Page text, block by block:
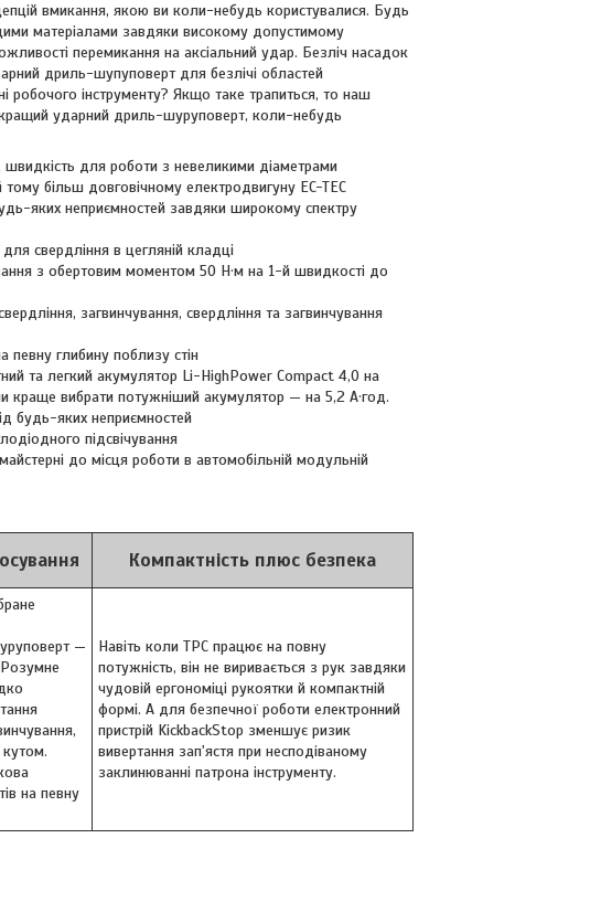
вмикання, якою ви коли-небудь користувалися. Будь
матеріалами завдяки високому допустимому
перемикання на аксіальний удар. Безліч насадок
дриль-шупуповерт для безлічі областей
робочого інструменту? Якщо таке трапиться, то наш
кращий ударний дриль-шуруповерт, коли-небудь
швидкість для роботи з невеликими діаметрами
більш довговічному електродвигуну EC-TEC
яких неприємностей завдяки широкому спектру
свердління в цегляній кладці
з обертовим моментом 50 Н·м на 1-й швидкості до
загвинчування, свердління та загвинчування
певну глибину поблизу стін
та легкий акумулятор Li-HighPower Compact 4,0 на
краще вибрати потужніший акумулятор — на 5,2 А·год.
будь-яких неприємностей
підсвічування
до місця роботи в автомобільній модульній
Компактність плюс безпека
—
кутом.
на певну
Навіть коли TPC працює на повну
потужність, він не виривається з рук завдяки
чудовій ергономіці рукоятки й компактній
формі. А для безпечної роботи електронний
пристрій KickbackStop зменшує ризик
вивертання зап'ястя при несподіваному
заклинюванні патрона інструменту.